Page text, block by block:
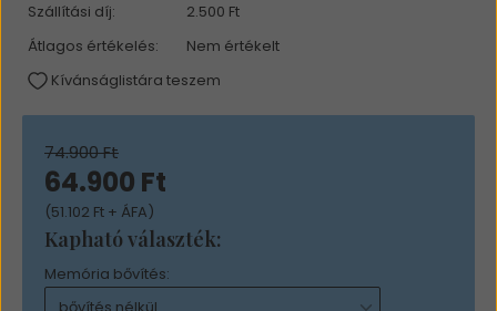
Szállítási díj:
2.500 Ft
Átlagos értékelés:
Nem értékelt
Kívánságlistára teszem
74.900 Ft
64.900 Ft
(51.102 Ft + ÁFA)
Kapható választék:
Memória bővítés: